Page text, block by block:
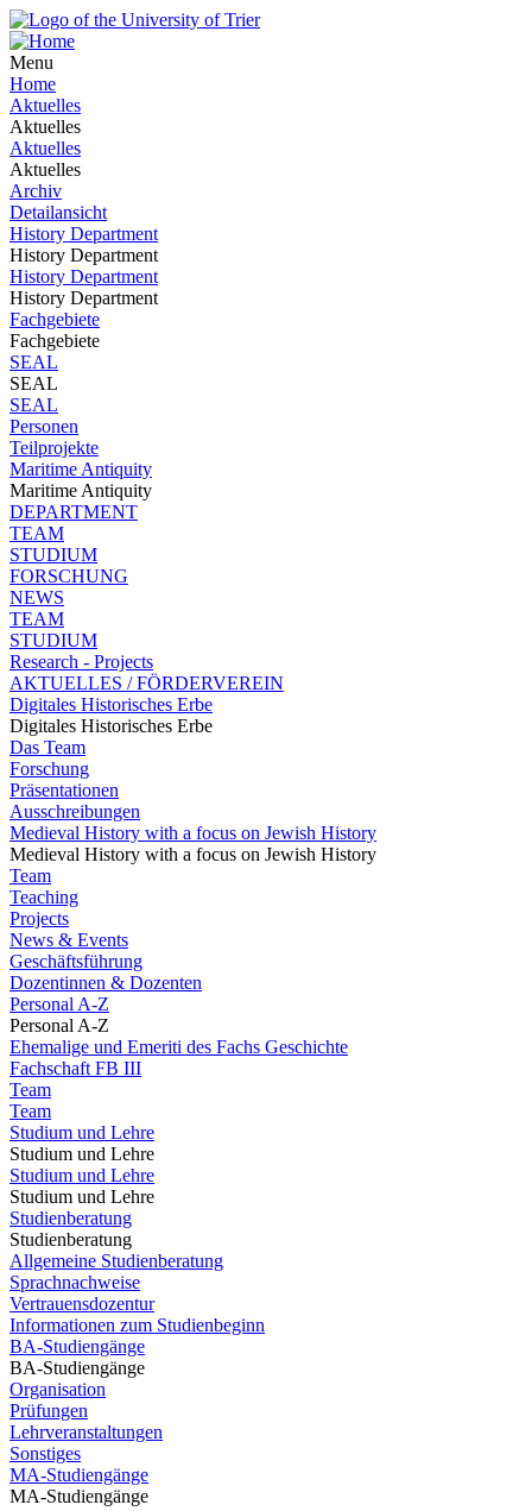
Menu
Home
Aktuelles
Aktuelles
Aktuelles
Aktuelles
Archiv
Detailansicht
History Department
History Department
History Department
History Department
Fachgebiete
Fachgebiete
SEAL
SEAL
SEAL
Personen
Teilprojekte
Maritime Antiquity
Maritime Antiquity
DEPARTMENT
TEAM
STUDIUM
FORSCHUNG
NEWS
TEAM
STUDIUM
Research - Projects
AKTUELLES / FÖRDERVEREIN
Digitales Historisches Erbe
Digitales Historisches Erbe
Das Team
Forschung
Präsentationen
Ausschreibungen
Medieval History with a focus on Jewish History
Medieval History with a focus on Jewish History
Team
Teaching
Projects
News & Events
Geschäftsführung
Dozentinnen & Dozenten
Personal A-Z
Personal A-Z
Ehemalige und Emeriti des Fachs Geschichte
Fachschaft FB III
Team
Team
Studium und Lehre
Studium und Lehre
Studium und Lehre
Studium und Lehre
Studienberatung
Studienberatung
Allgemeine Studienberatung
Sprachnachweise
Vertrauensdozentur
Informationen zum Studienbeginn
BA-Studiengänge
BA-Studiengänge
Organisation
Prüfungen
Lehrveranstaltungen
Sonstiges
MA-Studiengänge
MA-Studiengänge